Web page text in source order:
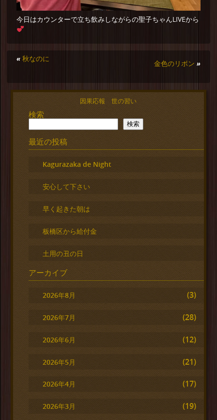
今日はカウンターで立ち飲みしながらの聖子ちゃんLIVEから
« 秋なのに
金色のリボン »
因果応報 世の習い
検索
検索
最近の投稿
Kagurazaka de Night
安心して下さい
早く起きた朝は
板橋区から給付金
土用の丑の日
アーカイブ
2026年8月 (3)
2026年7月 (28)
2026年6月 (12)
2026年5月 (21)
2026年4月 (17)
2026年3月 (19)